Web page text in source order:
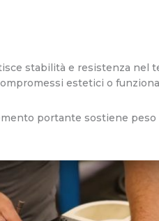
stabilità e resistenza nel
estetici o
portante sostiene